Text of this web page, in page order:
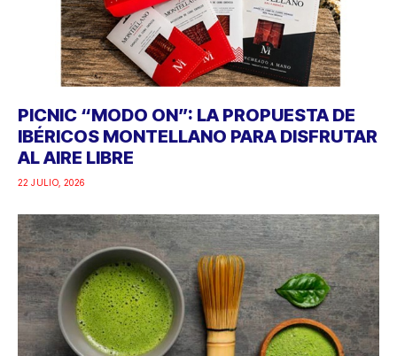
PICNIC “MODO ON”: LA PROPUESTA DE
IBÉRICOS MONTELLANO PARA DISFRUTAR
AL AIRE LIBRE
22 JULIO, 2026